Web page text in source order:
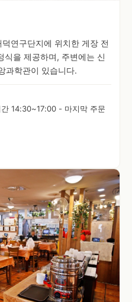
연구단지에 위치한 게장 전
식을 제공하며, 주변에는 신
과학관이 있습니다.
14:30~17:00 - 마지막 주문